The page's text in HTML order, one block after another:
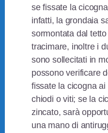
se fissate la
infatti, la grondaia
sormontata dal tetto
tracimare, inoltre i
sono sollecitati in
possono verificare
fissate la cicogna
chiodi o viti; se la
zincato, sarà
una mano di